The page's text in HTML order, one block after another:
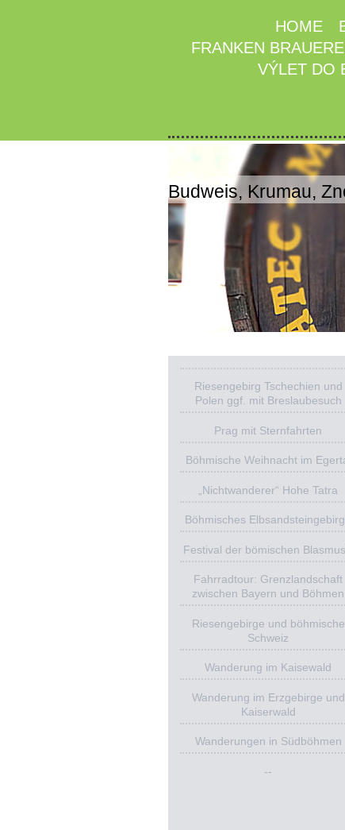
HOME
FRANKEN
VÝLET DO
Budweis, Krumau,
Riesengebirg Tschechien und
Polen ggf. mit Breslaubesuch
Prag mit Sternfahrten
Böhmische Weihnacht im
„Nichtwanderer“ Hohe Tatra
Böhmisches
Festival der bömischen
Fahrradtour: Grenzlandschaft
zwischen Bayern und Böhmen
Riesengebirge und böhmische
Schweiz
Wanderung im Kaisewald
Wanderung im Erzgebirge und
Kaiserwald
Wanderungen in Südböhmen
--